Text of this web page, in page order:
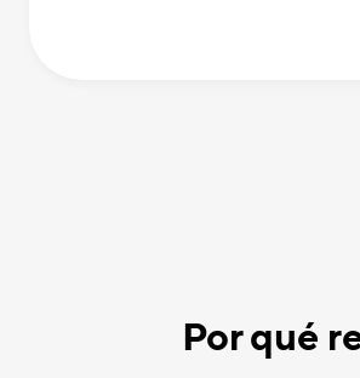
Por qué